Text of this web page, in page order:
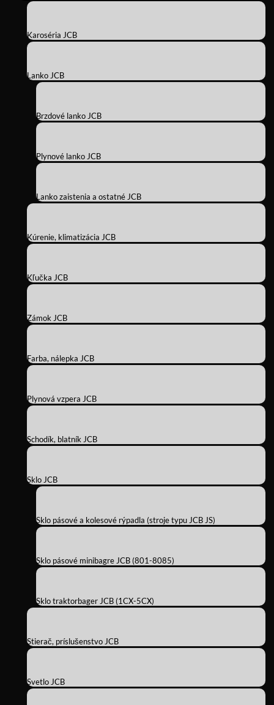
Karoséria JCB
Lanko JCB
Brzdové lanko JCB
Plynové lanko JCB
Lanko zaistenia a ostatné JCB
Kúrenie, klimatizácia JCB
Kľučka JCB
Zámok JCB
Farba, nálepka JCB
Plynová vzpera JCB
Schodík, blatník JCB
Sklo JCB
Sklo pásové a kolesové rýpadla (stroje typu JCB JS)
Sklo pásové minibagre JCB (801-8085)
Sklo traktorbager JCB (1CX-5CX)
Stierač, príslušenstvo JCB
Svetlo JCB